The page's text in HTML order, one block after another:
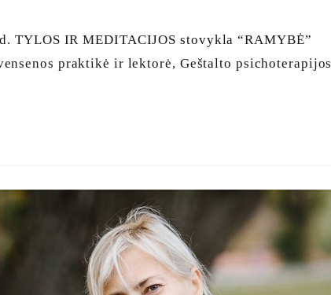
TYLOS IR MEDITACIJOS stovykla “RAMYBĖ”
praktikė ir lektorė, Geštalto psichoterapijos